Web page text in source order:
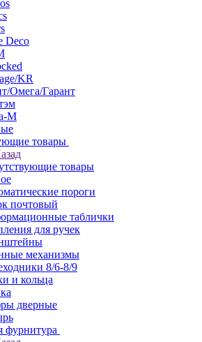
Deco
KR
Омега/Гарант
М
товары
товары
пороги
почтовый
таблички
для ручек
механизмы
8/6-8/9
и кольца
дверные
фурнитура